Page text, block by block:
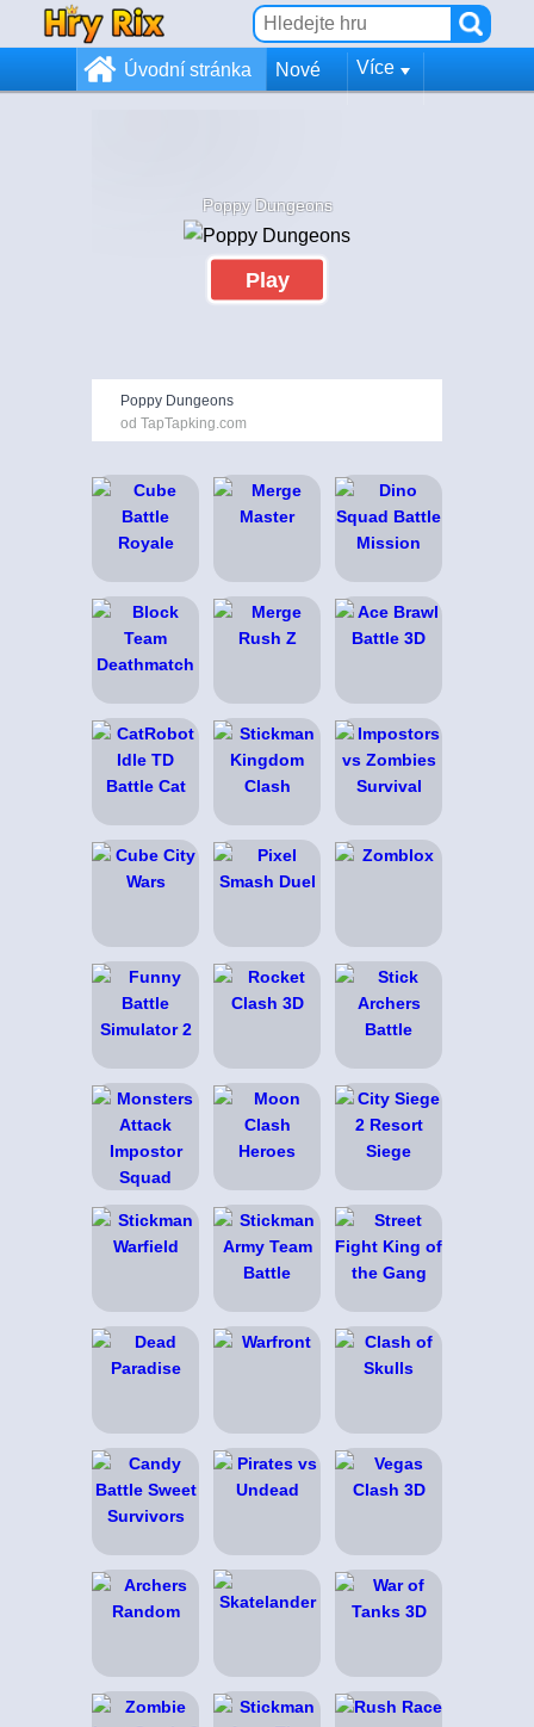
Úvodní stránka Nové Více
Poppy Dungeons
Play
Poppy Dungeons
od TapTapking.com